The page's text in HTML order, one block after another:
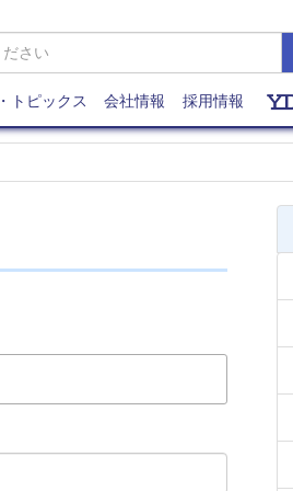
トピックス 会社情報 採用情報